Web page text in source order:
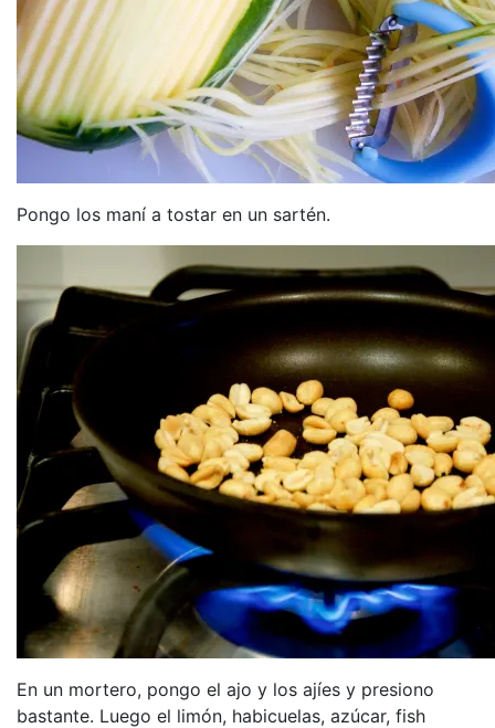
Pongo los maní a tostar en un sartén.
En un mortero, pongo el ajo y los ajíes y presiono
bastante. Luego el limón, habicuelas, azúcar, fish